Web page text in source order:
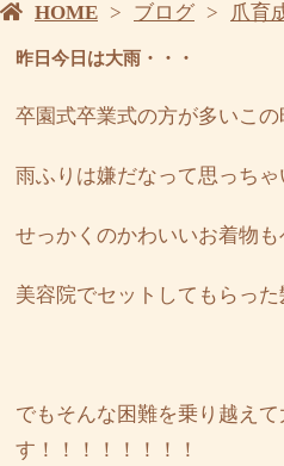
HOME ブログ 爪育
昨日今日は大雨・・・
卒園式卒業式の方が多いこの
雨ふりは嫌だなって思っちゃ
せっかくのかわいいお着物も
美容院でセットしてもらった
でもそんな困難を乗り越え
す！！！！！！！！